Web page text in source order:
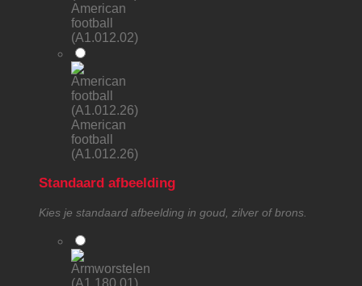
American
football
(A1.012.02)
American
football
(A1.012.26)
Standaard afbeelding
Kies je standaard afbeelding in goud, zilver of brons.